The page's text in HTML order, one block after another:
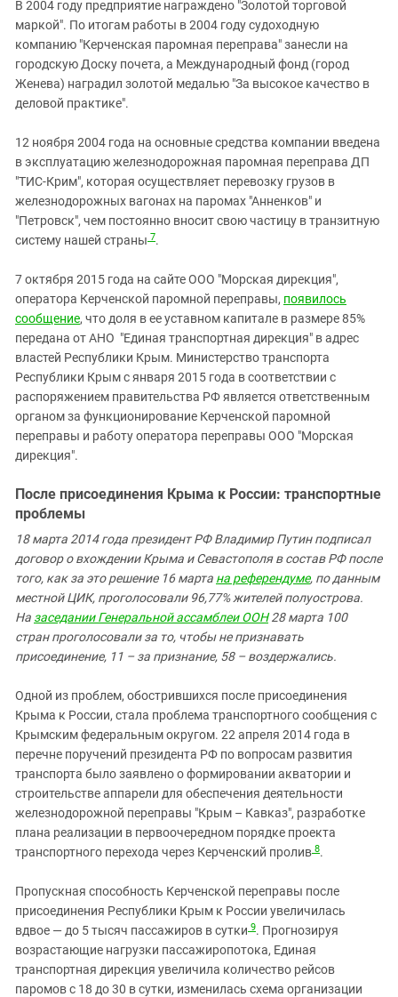
В 2004 году предприятие награждено "Золотой торговой
маркой". По итогам работы в 2004 году судоходную
компанию "Керченская паромная переправа" занесли на
городскую Доску почета, а Международный фонд (город
Женева) наградил золотой медалью "За высокое качество в
деловой практике".
12 ноября 2004 года на основные средства компании введена
в эксплуатацию железнодорожная паромная переправа ДП
"ТИС-Крим", которая осуществляет перевозку грузов в
железнодорожных вагонах на паромах "Анненков" и
"Петровск", чем постоянно вносит свою частицу в транзитную
систему нашей страны 7.
7 октября 2015 года на сайте ООО "Морская дирекция",
оператора Керченской паромной переправы, появилось
сообщение, что доля в ее уставном капитале в размере 85%
передана от АНО "Единая транспортная дирекция" в адрес
властей Республики Крым. Министерство транспорта
Республики Крым с января 2015 года в соответствии с
распоряжением правительства РФ является ответственным
органом за функционирование Керченской паромной
переправы и работу оператора переправы ООО "Морская
дирекция".
После присоединения Крыма к России: транспортные
проблемы
18 марта 2014 года президент РФ Владимир Путин подписал
договор о вхождении Крыма и Севастополя в состав РФ после
того, как за это решение 16 марта на референдуме, по данным
местной ЦИК, проголосовали 96,77% жителей полуострова.
На заседании Генеральной ассамблеи ООН28 марта 100
стран проголосовали за то, чтобы не признавать
присоединение, 11 – за признание, 58 – воздержались.
Одной из проблем, обострившихся после присоединения
Крыма к России, стала проблема транспортного сообщения с
Крымским федеральным округом. 22 апреля 2014 года в
перечне поручений президента РФ по вопросам развития
транспорта было заявлено о формировании акватории и
строительстве аппарели для обеспечения деятельности
железнодорожной переправы "Крым – Кавказ", разработке
плана реализации в первоочередном порядке проекта
транспортного перехода через Керченский пролив 8.
Пропускная способность Керченской переправы после
присоединения Республики Крым к России увеличилась
вдвое — до 5 тысяч пассажиров в сутки 9. Прогнозируя
возрастающие нагрузки пассажиропотока, Единая
транспортная дирекция увеличила количество рейсов
паромов с 18 до 30 в сутки, изменилась схема организации